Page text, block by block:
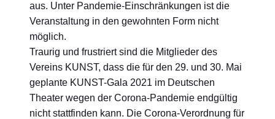
aus. Unter Pandemie-Einschränkungen ist die
Veranstaltung in den gewohnten Form nicht
möglich.
Traurig und frustriert sind die Mitglieder des
Vereins KUNST, dass die für den 29. und 30. Mai
geplante KUNST-Gala 2021 im Deutschen
Theater wegen der Corona-Pandemie endgültig
nicht stattfinden kann. Die Corona-Verordnung für